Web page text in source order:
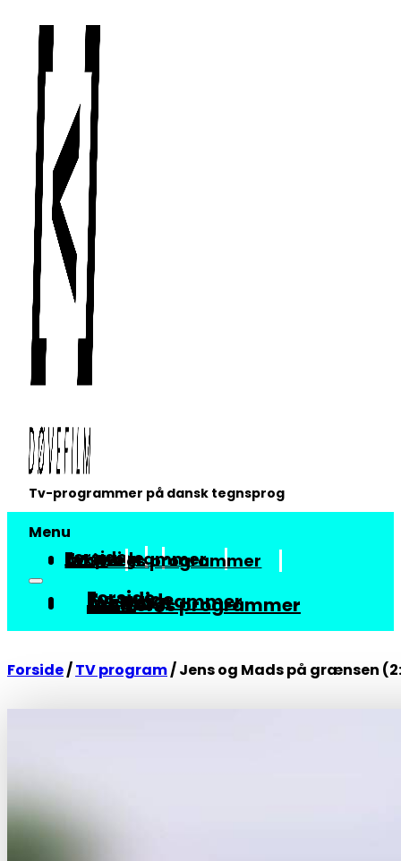
Tv-programmer på dansk tegnsprog
Menu
Forside
Tv-guide
Tv-programmer
Arkiv
Om vores programmer
Forside
Tv-guide
Tv-programmer
Arkiv
Om vores programmer
Forside/TV program/Jens og Mads på grænsen